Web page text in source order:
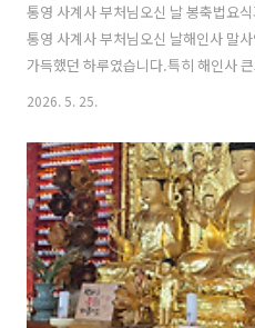
통영 사계사 부처님오신 날 봉축법요
통영 사계사 부처님오신 날해인사 말
가득했던 하루였습니다.특히 해인사
불자들의 마음에 깊은 울림을 남겼습
삼배를 올립니다. ▲ 아기부처님아기
과 함께따뜻한 기운이 가득했습니다.
어나 준비한 보살님의 정성 가득 담
부처님께 밥공양 올리기 ▲ 연등 달기
의 건강과 행복을 발원하는 모습도 볼
금화규 ▲..
2026. 5. 25.